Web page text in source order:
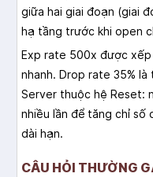
giữa hai giai đoạn (giai
hạ tầng trước khi open
Exp rate 500x được
nhanh. Drop rate 35%
Server thuộc hệ Reset:
nhiều lần để tăng chỉ số
dài hạn.
CÂU HỎI THƯỜNG